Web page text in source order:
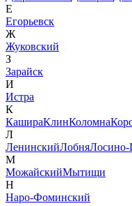
Е
Егорьевск
Ж
Жуковский
З
Зарайск
И
Истра
К
КашираКлинКоломна
Л
ЛенинскийЛобняЛосино-
М
МожайскийМытищи
Н
Наро-Фоминский